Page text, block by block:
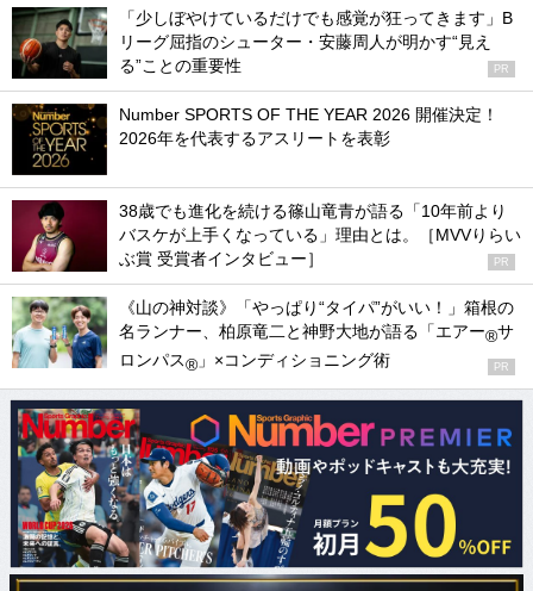
「少しぼやけているだけでも感覚が狂ってきます」B
リーグ屈指のシューター・安藤周人が明かす“見え
る”ことの重要性
PR
Number SPORTS OF THE YEAR 2026 開催決定！
2026年を代表するアスリートを表彰
38歳でも進化を続ける篠山竜青が語る「10年前より
バスケが上手くなっている」理由とは。［MVVりらい
ぶ賞 受賞者インタビュー］
PR
《山の神対談》「やっぱり“タイパ”がいい！」箱根の
名ランナー、柏原竜二と神野大地が語る「エアー®サ
ロンパス® 」×コンディショニング術 PR